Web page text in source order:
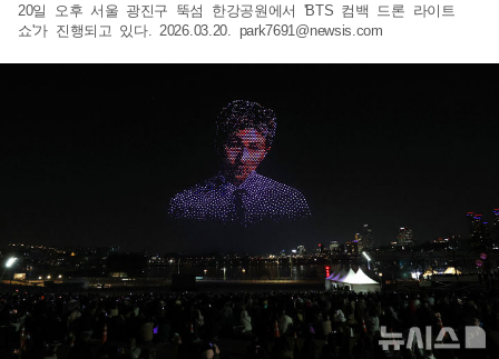
20일 오후 서울 광진구 뚝섬 한강공원에서 'BTS 컴백 드론 라이트
쇼'가 진행되고 있다. 2026.03.20. park7691@newsis.com